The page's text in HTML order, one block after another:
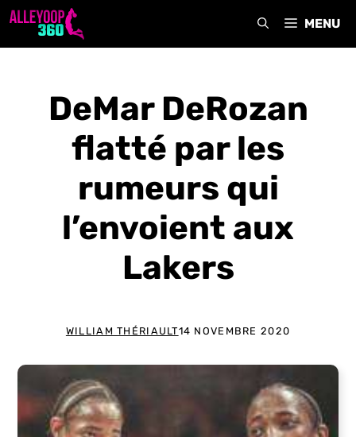
Aller
MENU
DeMar DeRozan
flatté par les
rumeurs qui
l’envoient aux
Lakers
WILLIAM THÉRIAULT14 NOVEMBRE 2020